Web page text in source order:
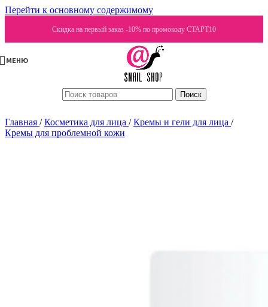
Перейти к основному содержимому
Скидка на первый заказ -10% по промокоду СТАРТ10
МЕНЮ
Поиск
Главная / Косметика для лица / Кремы и гели для лица /
Кремы для проблемной кожи